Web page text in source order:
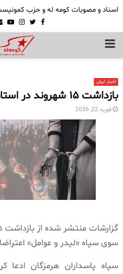
اسناد و مصوبات کومه له و حزب
Facebook
Twitter
PRIMARY
اخبار ایران
بازداشت ۱۵ شهروند در استان هرمزگان
فوریه 22, 2026
سوی سپاه «لیدر و عوامل»
سپاه پاسداران هرمزگان ادعا